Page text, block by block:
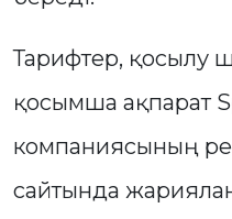
Тарифтер, қосылу
қосымша ақпарат
компаниясының
сайтында